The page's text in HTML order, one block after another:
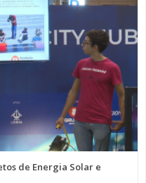
de Energia Solar e